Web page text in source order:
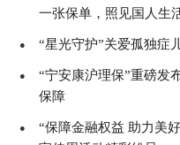
一张保单，照见国人生
● “星光守护”关爱孤独症
●
“宁安康沪理保”重磅发
保障
●
“保障金融权益 助力美